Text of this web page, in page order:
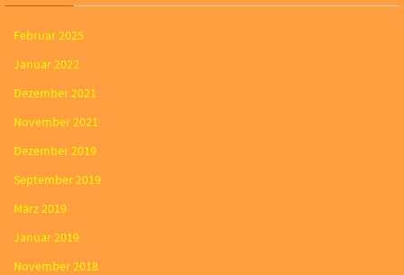
Februar 2025
Januar 2022
Dezember 2021
November 2021
Dezember 2019
September 2019
März 2019
Januar 2019
November 2018